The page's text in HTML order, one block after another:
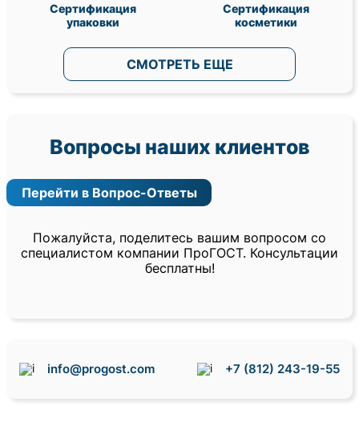
Сертификация
упаковки
Сертификация
косметики
СМОТРЕТЬ ЕЩЕ
Вопросы наших клиентов
Перейти в Вопрос-Ответы
Пожалуйста, поделитесь вашим вопросом со
специалистом компании ПроГОСТ. Консультации
бесплатны!
info@progost.com +7 (812) 243-19-55